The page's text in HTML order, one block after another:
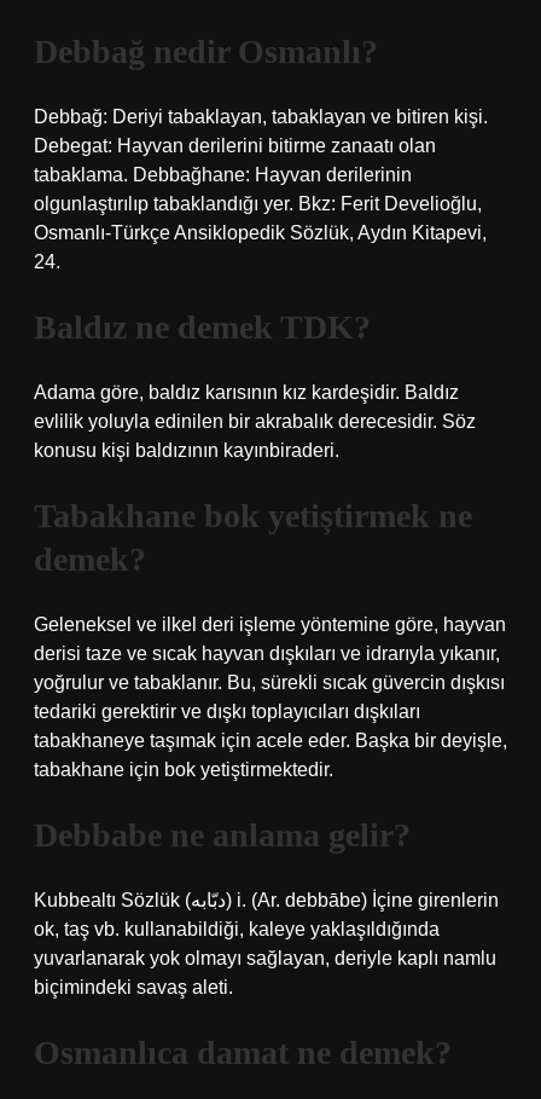
Debbağ nedir Osmanlı?
Debbağ: Deriyi tabaklayan, tabaklayan ve bitiren kişi.
Debegat: Hayvan derilerini bitirme zanaatı olan
tabaklama. Debbağhane: Hayvan derilerinin
olgunlaştırılıp tabaklandığı yer. Bkz: Ferit Develioğlu,
Osmanlı-Türkçe Ansiklopedik Sözlük, Aydın Kitapevi,
24.
Baldız ne demek TDK?
Adama göre, baldız karısının kız kardeşidir. Baldız
evlilik yoluyla edinilen bir akrabalık derecesidir. Söz
konusu kişi baldızının kayınbiraderi.
Tabakhane bok yetiştirmek ne
demek?
Geleneksel ve ilkel deri işleme yöntemine göre, hayvan
derisi taze ve sıcak hayvan dışkıları ve idrarıyla yıkanır,
yoğrulur ve tabaklanır. Bu, sürekli sıcak güvercin dışkısı
tedariki gerektirir ve dışkı toplayıcıları dışkıları
tabakhaneye taşımak için acele eder. Başka bir deyişle,
tabakhane için bok yetiştirmektedir.
Debbabe ne anlama gelir?
Kubbealtı Sözlük (ﺩﺑّﺎﺑﻪ) i. (Ar. debbābe) İçine girenlerin
ok, taş vb. kullanabildiği, kaleye yaklaşıldığında
yuvarlanarak yok olmayı sağlayan, deriyle kaplı namlu
biçimindeki savaş aleti.
Osmanlıca damat ne demek?